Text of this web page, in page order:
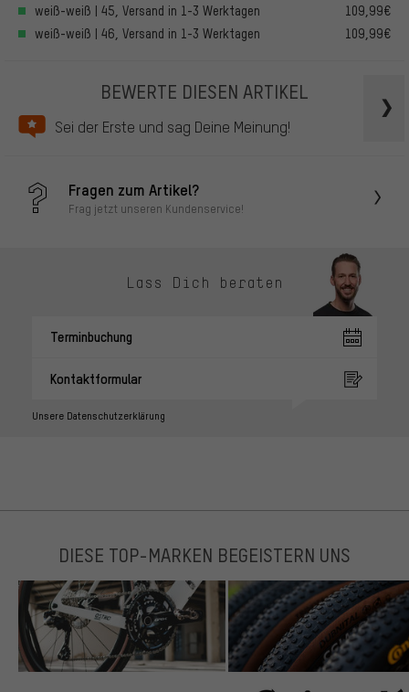
weiß-weiß | 45, Versand in 1-3 Werktagen
109,99€
weiß-weiß | 46, Versand in 1-3 Werktagen
109,99€
BEWERTE DIESEN ARTIKEL
Sei der Erste und sag Deine Meinung!
Fragen zum Artikel?
Frag jetzt unseren Kundenservice!
Lass Dich beraten
Terminbuchung
Kontaktformular
Unsere Datenschutzerklärung
DIESE TOP-MARKEN BEGEISTERN UNS